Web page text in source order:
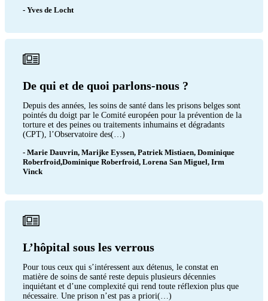
- Yves de Locht
De qui et de quoi parlons-nous ?
Depuis des années, les soins de santé dans les prisons belges sont
pointés du doigt par le Comité européen pour la prévention de la
torture et des peines ou traitements inhumains et dégradants
(CPT), l’Observatoire des(…)
- Marie Dauvrin, Marijke Eyssen, Patriek Mistiaen, Dominique
Roberfroid,Dominique Roberfroid, Lorena San Miguel, Irm
Vinck
L’hôpital sous les verrous
Pour tous ceux qui s’intéressent aux détenus, le constat en
matière de soins de santé reste depuis plusieurs décennies
inquiétant et d’une complexité qui rend toute réflexion plus que
nécessaire. Une prison n’est pas a priori(…)